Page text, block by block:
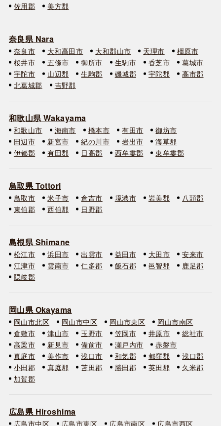
佐用郡
美方郡
奈良県 Nara
奈良市 大和高田市 大和郡山市 天理市
橿原市
桜井市
五條市 御所市 生駒市 香芝市
葛城市
宇陀市
山辺郡 生駒郡 磯城郡 宇陀郡
高市郡
北葛城郡
吉野郡
和歌山県 Wakayama
和歌山市 海南市 橋本市 有田市
御坊市
田辺市
新宮市 紀の川市 岩出市
海草郡
伊都郡
有田郡 日高郡 西牟婁郡 東牟婁郡
鳥取県 Tottori
鳥取市 米子市 倉吉市 境港市 岩美郡
八頭郡
東伯郡
西伯郡 日野郡
島根県 Shimane
松江市 浜田市 出雲市 益田市 大田市
安来市
江津市
雲南市 仁多郡 飯石郡 邑智郡
鹿足郡
隠岐郡
岡山県 Okayama
岡山市北区 岡山市中区 岡山市東区
岡山市南区
倉敷市
津山市 玉野市 笠岡市 井原市
総社市
高梁市
新見市 備前市 瀬戸内市
赤磐市
真庭市
美作市 浅口市 和気郡 都窪郡
浅口郡
小田郡
真庭郡 苫田郡 勝田郡 英田郡
久米郡
加賀郡
広島県 Hiroshima
広島市中区 広島市東区 広島市南区 広島市西区